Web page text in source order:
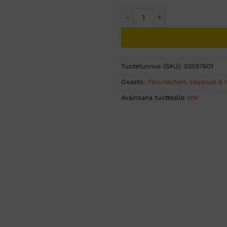
Tuotetunnus (SKU): 02057601
Osasto: Pesunesteet, saippuat &
Avainsana tuotteelle WM